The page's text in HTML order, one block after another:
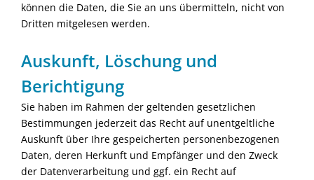
können die Daten, die Sie an uns übermitteln, nicht von
Dritten mitgelesen werden.
Auskunft, Löschung und
Berichtigung
Sie haben im Rahmen der geltenden gesetzlichen
Bestimmungen jederzeit das Recht auf unentgeltliche
Auskunft über Ihre gespeicherten personenbezogenen
Daten, deren Herkunft und Empfänger und den Zweck
der Datenverarbeitung und ggf. ein Recht auf